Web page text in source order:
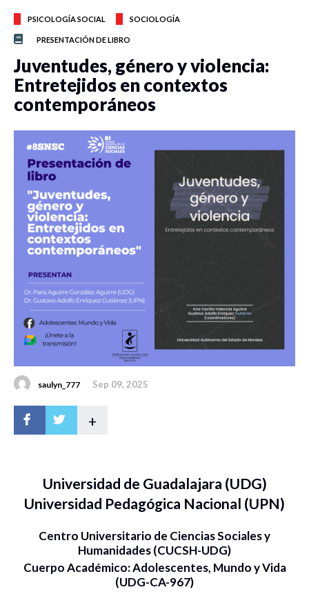
PSICOLOGÍA SOCIAL SOCIOLOGÍA
PRESENTACIÓN DE LIBRO
Juventudes, género y violencia:
Entretejidos en contextos
contemporáneos
saulyn_777 Sep 09, 2025
+
Universidad de Guadalajara (UDG)
Universidad Pedagógica Nacional (UPN)
Centro Universitario de Ciencias Sociales y
Humanidades (CUCSH-UDG)
Cuerpo Académico: Adolescentes, Mundo y Vida
(UDG-CA-967)